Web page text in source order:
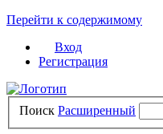
Перейти к содержимому
Вход
Регистрация
Поиск Расширенный